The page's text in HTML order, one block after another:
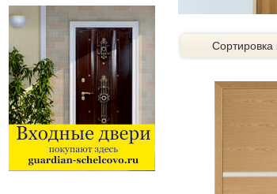
Сортировка